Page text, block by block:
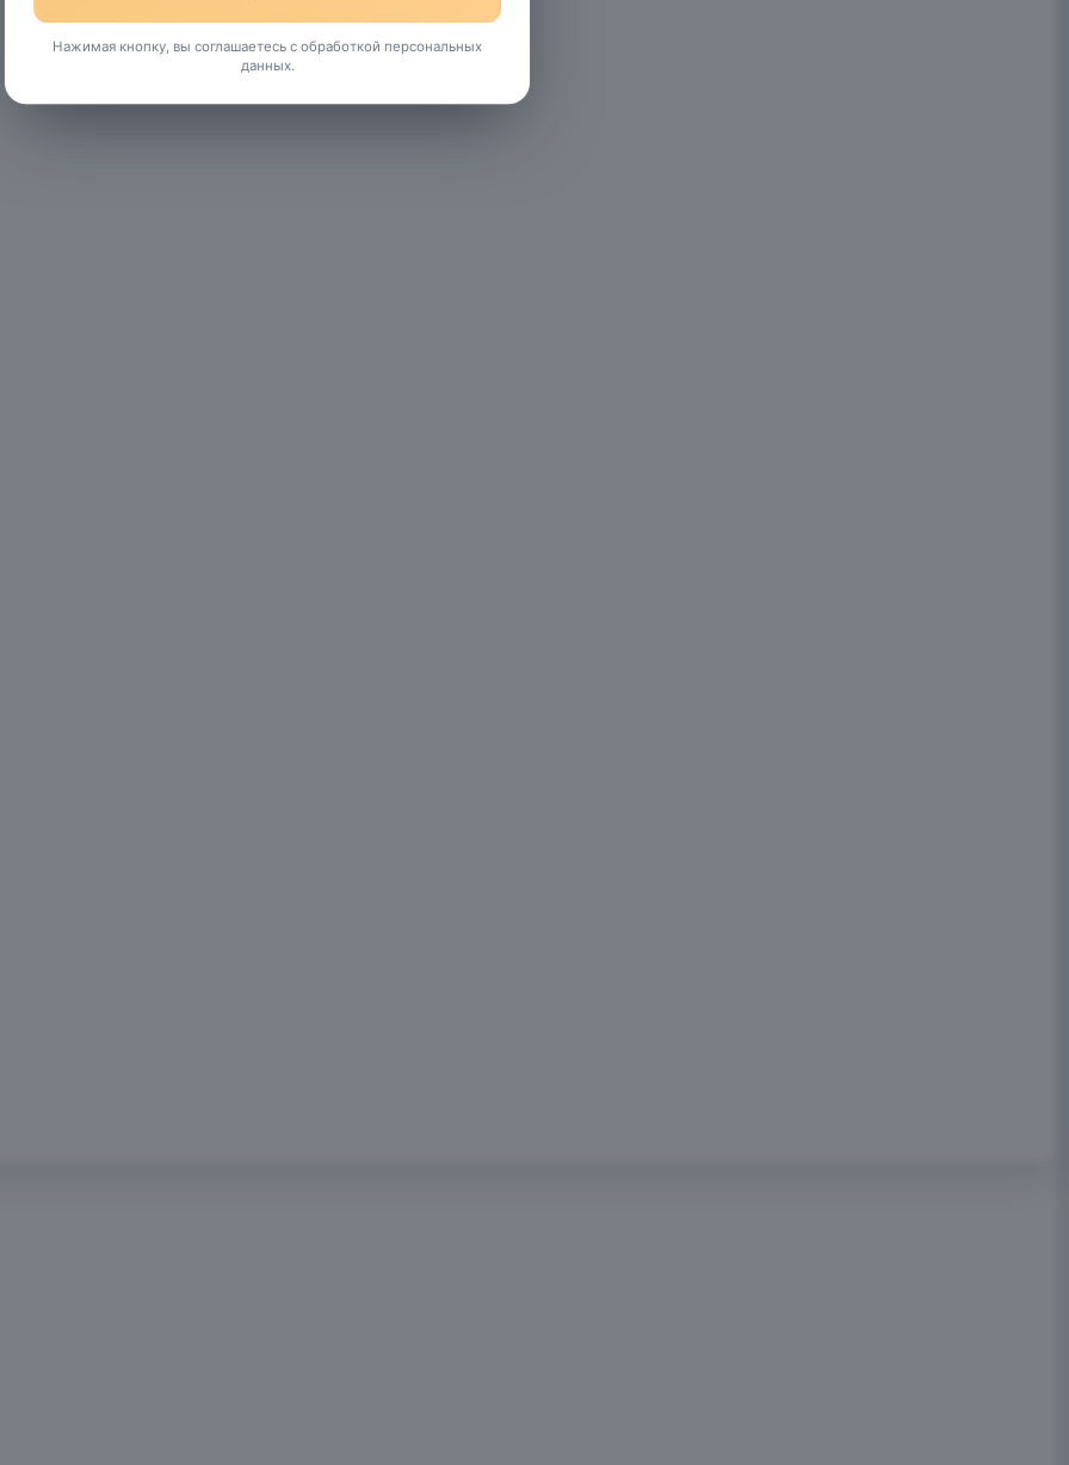
Нажимая кнопку, вы соглашаетесь с обработкой персональных
данных.